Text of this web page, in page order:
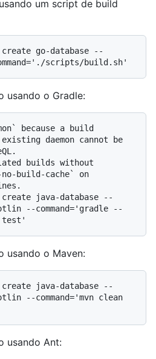
um script de build
create go-database --
usando o Gradle:
because a build
daemon cannot be
builds without
build-cache` on
create java-database --
--command='gradle --
usando o Maven:
create java-database --
--command='mvn clean
usando Ant: